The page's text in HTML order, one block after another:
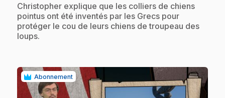
.Christopher explique que les colliers de chiens
pointus ont été inventés par les Grecs pour
protéger le cou de leurs chiens de troupeau des
loups.
Abonnement